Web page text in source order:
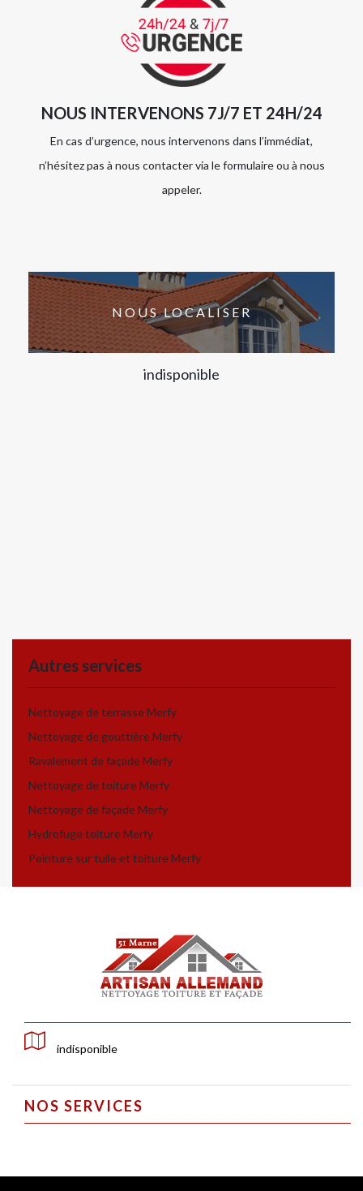
NOUS INTERVENONS 7J/7 ET 24H/24
En cas d’urgence, nous intervenons dans l’immédiat,
n’hésitez pas à nous contacter via le formulaire ou à nous
appeler.
NOUS LOCALISER
indisponible
Autres services
Nettoyage de terrasse Merfy
Nettoyage de gouttière Merfy
Ravalement de façade Merfy
Nettoyage de toiture Merfy
Nettoyage de façade Merfy
Hydrofuge toiture Merfy
Peinture sur tuile et toiture Merfy
indisponible
NOS SERVICES